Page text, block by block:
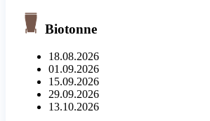
Biotonne
18.08.2026
01.09.2026
15.09.2026
29.09.2026
13.10.2026